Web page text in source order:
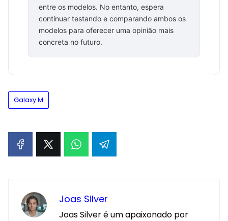
entre os modelos. No entanto, espera
continuar testando e comparando ambos os
modelos para oferecer uma opinião mais
concreta no futuro.
Galaxy M
Joas Silver
Joas Silver é um apaixonado por